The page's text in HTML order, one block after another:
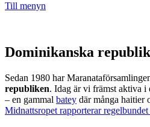
Till menyn
Dominikanska
Sedan 1980 har
republiken. Idag är vi främst aktiva i
– en gammal batey där många haitier
Midnattsropet rapporterar regelbundet